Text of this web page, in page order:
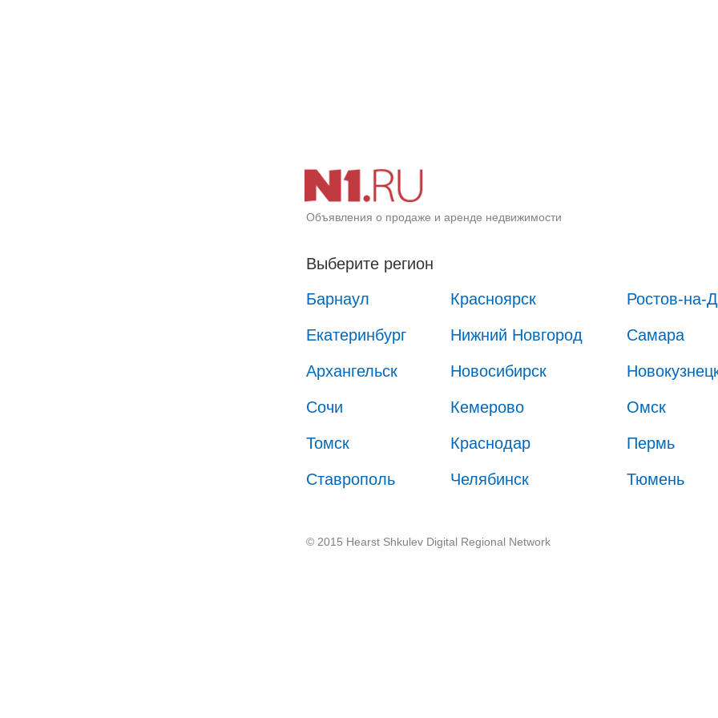
Объявления о продаже и аренде недвижимости
Выберите регион
Барнаул
Красноярск Ростов-на-
Екатеринбург Нижний Новгород Самара
Архангельск Новосибирск
Сочи Кемерово Омск
Томск Краснодар Пермь
Ставрополь Челябинск Тюмень
© 2015 Hearst Shkulev Digital Regional Network